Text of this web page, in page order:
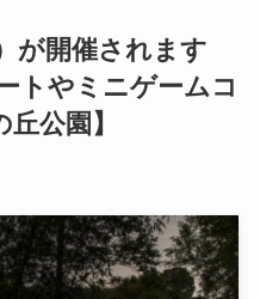
が開催されます
トやミニゲームコ
公園】